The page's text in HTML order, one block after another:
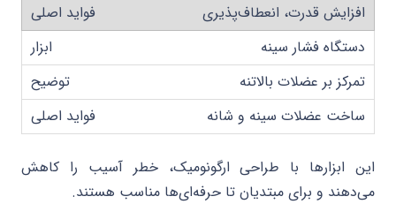
افزایش قدرت، انعطاف‌پذیری
دستگاه فشار سینه
تمرکز بر عضلات بالاتنه
ساخت عضلات سینه و شانه
این ابزارها با طراحی ارگونومیک، خطر آسیب را کاهش
می‌دهند و برای مبتدیان تا حرفه‌ای‌ها مناسب هستند.